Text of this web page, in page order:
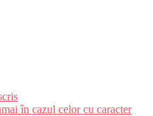
în cazul celor cu caracter